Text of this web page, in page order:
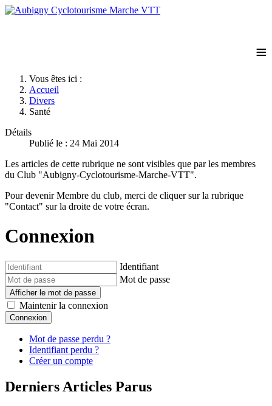
≡
Vous êtes ici :
Accueil
Divers
Santé
Détails
Publié le : 24 Mai 2014
Les articles de cette rubrique ne sont visibles que par les membres
du Club "Aubigny-Cyclotourisme-Marche-VTT".
Pour devenir Membre du club, merci de cliquer sur la rubrique
"Contact" sur la droite de votre écran.
Connexion
Identifiant
Mot de passe
Afficher le mot de passe
Maintenir la connexion
Connexion
Mot de passe perdu ?
Identifiant perdu ?
Créer un compte
Derniers Articles Parus